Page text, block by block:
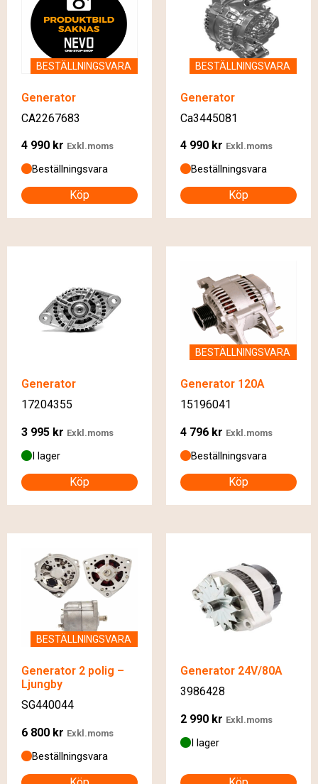
BESTÄLLNINGSVARA
Generator
CA2267683
4 990 kr Exkl.moms
Beställningsvara
Köp
BESTÄLLNINGSVARA
Generator
Ca3445081
4 990 kr Exkl.moms
Beställningsvara
Köp
Generator
17204355
3 995 kr Exkl.moms
I lager
Köp
BESTÄLLNINGSVARA
Generator 120A
15196041
4 796 kr Exkl.moms
Beställningsvara
Köp
BESTÄLLNINGSVARA
Generator 2 polig –
Ljungby
SG440044
6 800 kr Exkl.moms
Beställningsvara
Generator 24V/80A
3986428
2 990 kr Exkl.moms
I lager